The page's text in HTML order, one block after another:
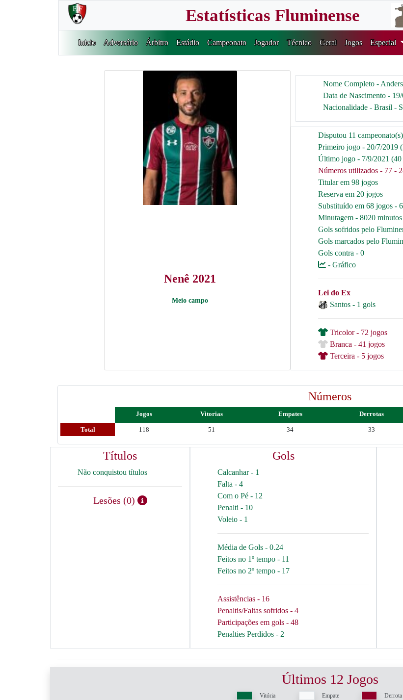
Estatísticas Fluminense
Inicio Adversário Árbitro Estádio Campeonato Jogador Técnico Geral Jogos Especial
Nenê 2021
Meio campo
Nome Completo -
Data de Nascimento - 19/
Nacionalidade - Brasil -
Disputou 11 campeonato(s)
Primeiro jogo - 20/7/2019
Último jogo - 7/9/2021 (40
Números utilizados - 77 -
Titular em 98 jogos
Reserva em 20 jogos
Substituído em 68 jogos -
Minutagem - 8020
Gols sofridos pelo
Gols marcados pelo
Gols contra - 0
- Gráfico
Lei do Ex
Santos - 1 gols
Tricolor - 72 jogos
Branca - 41 jogos
Terceira - 5 jogos
Números
Jogos Vitorias Empates Derrotas
Total 118 51 34 33
Títulos
Não conquistou títulos
Lesões (0)
Gols
Calcanhar - 1
Falta - 4
Com o Pé - 12
Penalti - 10
Voleio - 1
Média de Gols - 0.24
Feitos no 1º tempo - 11
Feitos no 2º tempo - 17
Assistências - 16
Penaltis/Faltas sofridos - 4
Participações em gols - 48
Penalties Perdidos - 2
Últimos 12 Jogos
Vitória Empate Derrota